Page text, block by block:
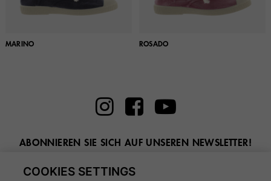
MARINO ROSADO
ABONNIEREN SIE SICH AUF UNSEREN NEWSLETTER!
COOKIES SETTINGS